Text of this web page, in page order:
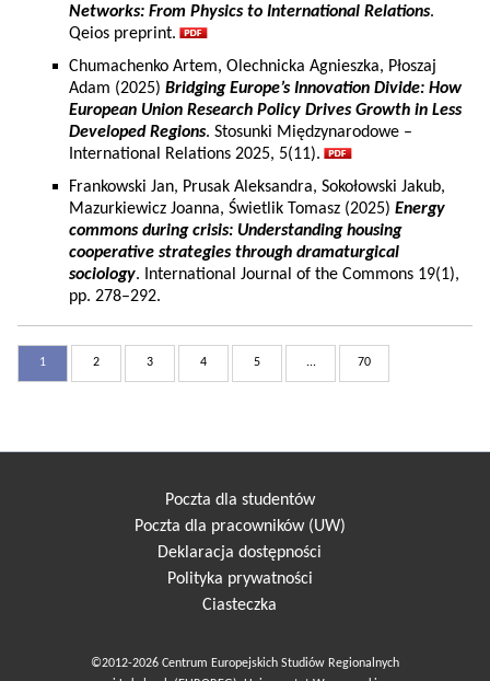
Networks: From Physics to International Relations.
Qeios preprint.
Chumachenko Artem, Olechnicka Agnieszka, Płoszaj
Adam (2025) Bridging Europe’s Innovation Divide: How
European Union Research Policy Drives Growth in Less
Developed Regions. Stosunki Międzynarodowe –
International Relations 2025, 5(11).
Frankowski Jan, Prusak Aleksandra, Sokołowski Jakub,
Mazurkiewicz Joanna, Świetlik Tomasz (2025) Energy
commons during crisis: Understanding housing
cooperative strategies through dramaturgical
sociology. International Journal of the Commons 19(1),
pp. 278–292.
1 2 3 4 5 ... 70
Poczta dla studentów
Poczta dla pracowników (UW)
Deklaracja dostępności
Polityka prywatności
Ciasteczka
©2012-2026 Centrum Europejskich Studiów Regionalnych